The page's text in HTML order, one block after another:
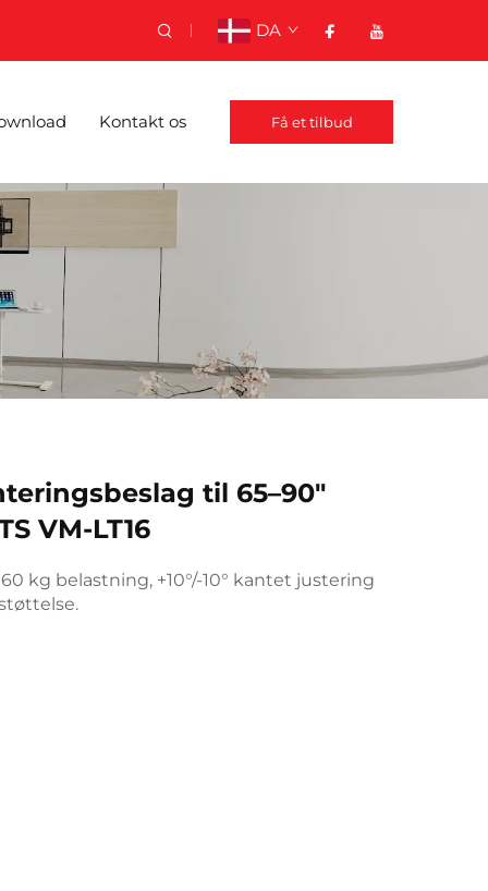
DA
Kontakt os Få et tilbud
til 65–90"
VM-LT16
kg belastning, +10°/-10° kantet justering